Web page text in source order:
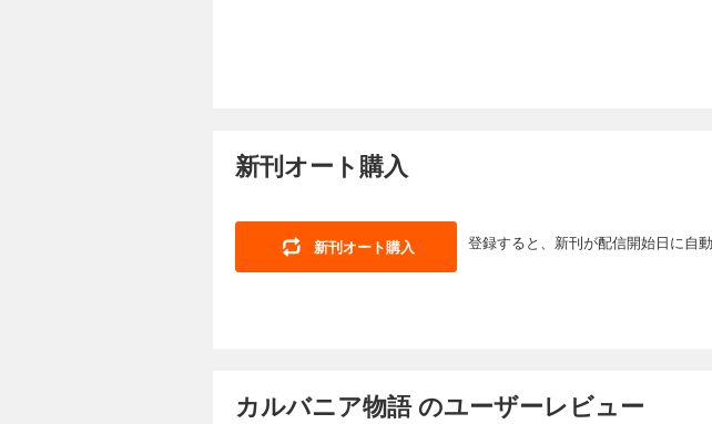
絶対別れてるよ！」と仕事ででかけたエキューを追っ
伝とともに奇妙な“呪い”の噂が広まっていて…!? 大人気
カルバニア物語 13
新刊オート購入
新刊オート購入 登録すると、新刊が配信開始日に自
カルバニア物語 のユーザーレビュー